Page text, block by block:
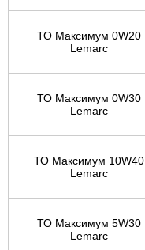
ТО Максимум 0W20
Lemarc
ТО Максимум 0W30
Lemarc
ТО Максимум 10W40
Lemarc
ТО Максимум 5W30
Lemarc